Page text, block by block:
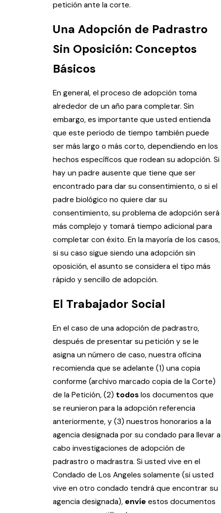
petición ante la corte.
Una Adopción de Padrastro
Sin Oposición: Conceptos
Básicos
En general, el proceso de adopción toma
alrededor de un año para completar. Sin
embargo, es importante que usted entienda
que este periodo de tiempo también puede
ser más largo o más corto, dependiendo en los
hechos específicos que rodean su adopción. Si
hay un padre ausente que tiene que ser
encontrado para dar su consentimiento, o si el
padre biológico no quiere dar su
consentimiento, su problema de adopción será
más complejo y tomará tiempo adicional para
completar con éxito. En la mayoría de los casos,
si su caso sigue siendo una adopción sin
oposición, el asunto se considera el tipo más
rápido y sencillo de adopción.
El Trabajador Social
En el caso de una adopción de padrastro,
después de presentar su petición y se le
asigna un número de caso, nuestra oficina
recomienda que se adelante (1) una copia
conforme (archivo marcado copia de la Corte)
de la Petición, (2) todos los documentos que
se reunieron para la adopción referencia
anteriormente, y (3) nuestros honorarios a la
agencia designada por su condado para llevar a
cabo investigaciones de adopción de
padrastro o madrastra. Si usted vive en el
Condado de Los Angeles solamente (si usted
vive en otro condado tendrá que encontrar su
agencia designada), envíe estos documentos